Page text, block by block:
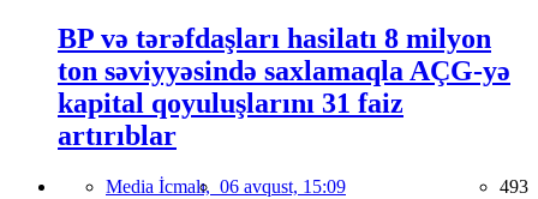
BP və tərəfdaşları hasilatı 8 milyon
ton səviyyəsində saxlamaqla AÇG-yə
kapital qoyuluşlarını 31 faiz
artırıblar
Media İcmalı, 06 avqust, 15:09 493